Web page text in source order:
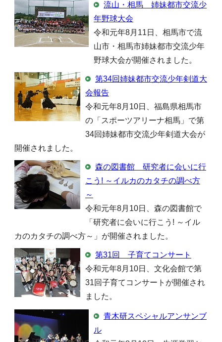
流山・相馬 姉妹都市交流少
年野球大会
令和元年8月11日、相馬市で流
山市・相馬市姉妹都市交流少年
野球大会が開催されました。
第34回姉妹都市交流少年剣道大
会報告
令和元年8月10日、福島県相馬市
の「スポーツアリーナ相馬」で第
34回姉妹都市交流少年剣道大会が
開催されました。
森の図書館 研究者に会いに行
こう! ～イルカのカタチの調べ方
～
令和元年8月10日、森の図書館で
「研究者に会いに行こう! ～イル
カのカタチの調べ方～」が開催されました。
第31回 子育てコンサート
令和元年8月10日、文化会館で第
31回子育てコンサートが開催され
ました。
青木研スペシャルアンサンブ
ル